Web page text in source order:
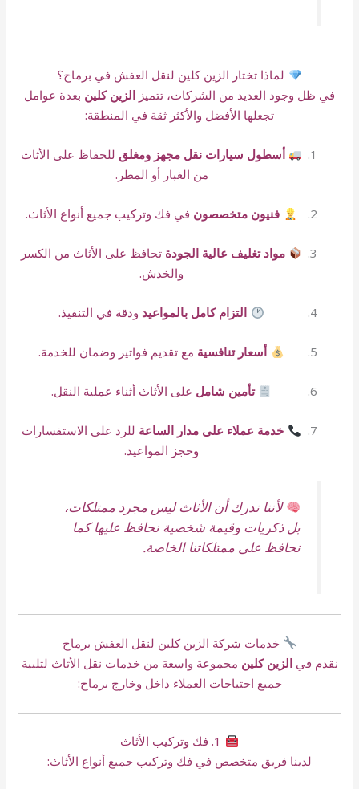
لماذا تختار الزين كلين لنقل العفش في برماح؟
في ظل وجود العديد من الشركات، تتميز الزين كلين بعدة عوامل
تجعلها الأفضل والأكثر ثقة في المنطقة:
أسطول سيارات نقل مجهز ومغلق للحفاظ على الأثاث
من الغبار أو المطر.
فنيون متخصصون في فك وتركيب جميع أنواع الأثاث.
مواد تغليف عالية الجودة تحافظ على الأثاث من الكسر
والخدش.
التزام كامل بالمواعيد ودقة في التنفيذ.
أسعار تنافسية مع تقديم فواتير وضمان للخدمة.
تأمين شامل على الأثاث أثناء عملية النقل.
خدمة عملاء على مدار الساعة للرد على الاستفسارات
وحجز المواعيد.
لأننا ندرك أن الأثاث ليس مجرد ممتلكات،
بل ذكريات وقيمة شخصية نحافظ عليها كما
نحافظ على ممتلكاتنا الخاصة.
خدمات شركة الزين كلين لنقل العفش برماح
نقدم فيالزين كلين مجموعة واسعة من خدمات نقل الأثاث لتلبية
جميع احتياجات العملاء داخل وخارج برماح:
لدينا فريق متخصص في فك وتركيب جميع أنواع الأثاث: